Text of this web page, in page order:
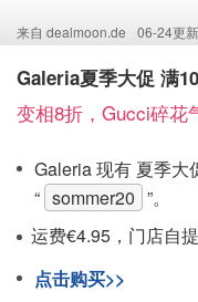
来自 dealmoon.de 06-24更新
Galeria夏季大促 满
变相8折，Gucci碎花
Galeria 现有 夏季大
“ sommer20 ”。
运费€4.95，门店自
点击购买>>